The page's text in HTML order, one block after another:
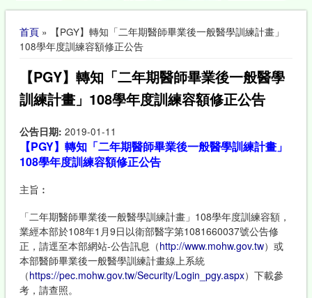
您在這裡
首頁» 【PGY】轉知「二年期醫師畢業後一般醫學訓練計畫」
108學年度訓練容額修正公告
【PGY】轉知「二年期醫師畢業後一般醫學
訓練計畫」108學年度訓練容額修正公告
公告日期: 2019-01-11
【PGY】轉知「二年期醫師畢業後一般醫學訓練計畫」
108學年度訓練容額修正公告
主旨︰
「二年期醫師畢業後一般醫學訓練計畫」108學年度訓練容額，
業經本部於108年1月9日以衛部醫字第1081660037號公告修
正，請逕至本部網站-公告訊息（http://www.mohw.gov.tw）或
本部醫師畢業後一般醫學訓練計畫線上系統
（https://pec.mohw.gov.tw/Security/Login_pgy.aspx）下載參
考，請查照。